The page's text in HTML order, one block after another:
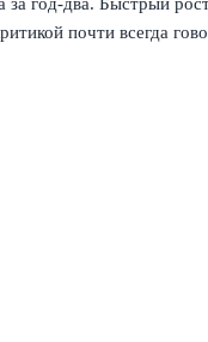
за год-два. Быстрый
почти всегда